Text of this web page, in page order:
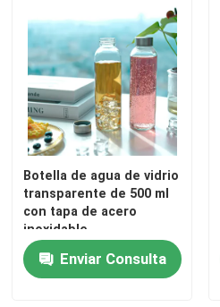
Botella de agua de vidrio
transparente de 500 ml
con tapa de acero
inoxidable
Enviar Consulta